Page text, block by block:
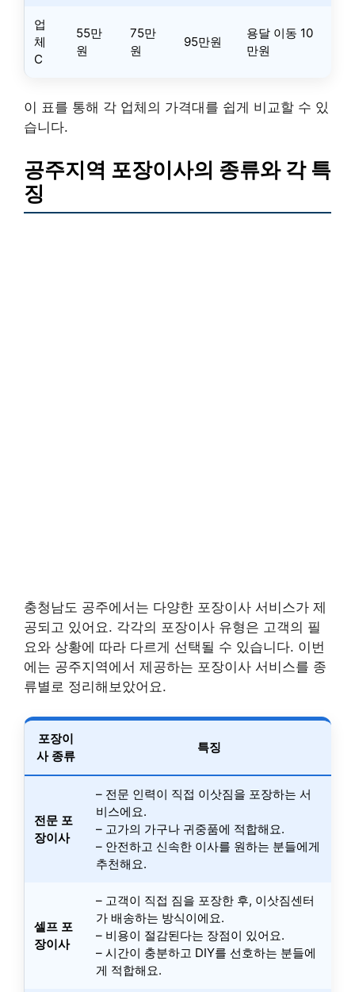
업
체
C
55만
원
75만
원
95만원
용달 이동 10
만원
이 표를 통해 각 업체의 가격대를 쉽게 비교할 수 있
습니다.
공주지역 포장이사의 종류와 각 특
징
충청남도 공주에서는 다양한 포장이사 서비스가 제
공되고 있어요. 각각의 포장이사 유형은 고객의 필
요와 상황에 따라 다르게 선택될 수 있습니다. 이번
에는 공주지역에서 제공하는 포장이사 서비스를 종
류별로 정리해보았어요.
포장이
사 종류
특징
전문 포
장이사
– 전문 인력이 직접 이삿짐을 포장하는 서
비스에요.
– 고가의 가구나 귀중품에 적합해요.
– 안전하고 신속한 이사를 원하는 분들에게
추천해요.
셀프 포
장이사
– 고객이 직접 짐을 포장한 후, 이삿짐센터
가 배송하는 방식이에요.
– 비용이 절감된다는 장점이 있어요.
– 시간이 충분하고 DIY를 선호하는 분들에
게 적합해요.